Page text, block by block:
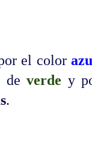
el color
deverde y
.